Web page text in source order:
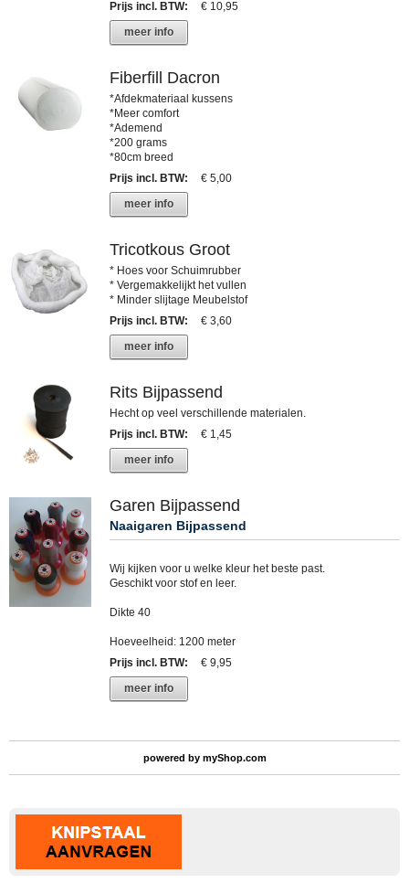
Prijs incl. BTW:
€ 10,95
meer info
Fiberfill Dacron
*Afdekmateriaal kussens
*Meer comfort
*Ademend
*200 grams
*80cm breed
Prijs incl. BTW:
€ 5,00
meer info
Tricotkous Groot
* Hoes voor Schuimrubber
* Vergemakkelijkt het vullen
* Minder slijtage Meubelstof
Prijs incl. BTW:
€ 3,60
meer info
Rits Bijpassend
Hecht op veel verschillende materialen.
Prijs incl. BTW:
€ 1,45
meer info
Garen Bijpassend
Naaigaren Bijpassend
Wij kijken voor u welke kleur het beste past.
Geschikt voor stof en leer.
Dikte 40
Hoeveelheid: 1200 meter
Prijs incl. BTW:
€ 9,95
meer info
powered by myShop.com